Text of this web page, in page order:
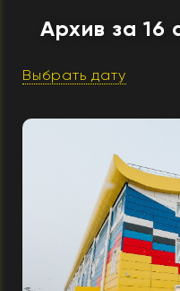
Архив за 16
Выбрать дату